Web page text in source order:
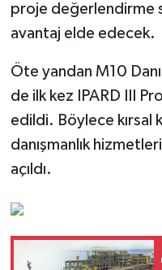
proje değerlendirme
avantaj elde edecek.
Öte yandan M10
de ilk kez IPARD III
edildi. Böylece kırsal
danışmanlık
açıldı.